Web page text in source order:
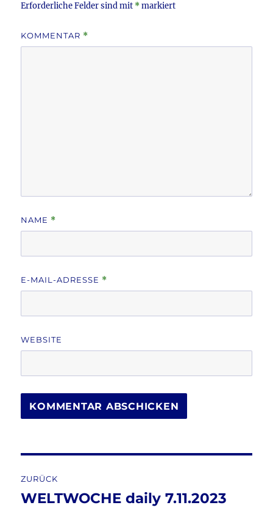
Erforderliche Felder sind mit *markiert
KOMMENTAR *
NAME *
E-MAIL-ADRESSE *
WEBSITE
ZURÜCK
Vorheriger
WELTWOCHE daily 7.11.2023